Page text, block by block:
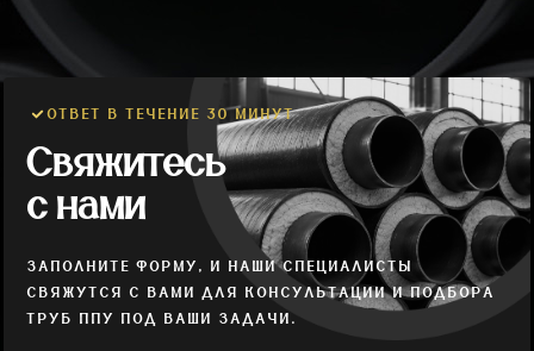
ОТВЕТ В ТЕЧЕНИЕ 30 МИНУТ
Свяжитесь
с нами
ЗАПОЛНИТЕ ФОРМУ, И НАШИ СПЕЦИАЛИСТЫ
СВЯЖУТСЯ С ВАМИ ДЛЯ КОНСУЛЬТАЦИИ И ПОДБОРА
ТРУБ ППУ ПОД ВАШИ ЗАДАЧИ.